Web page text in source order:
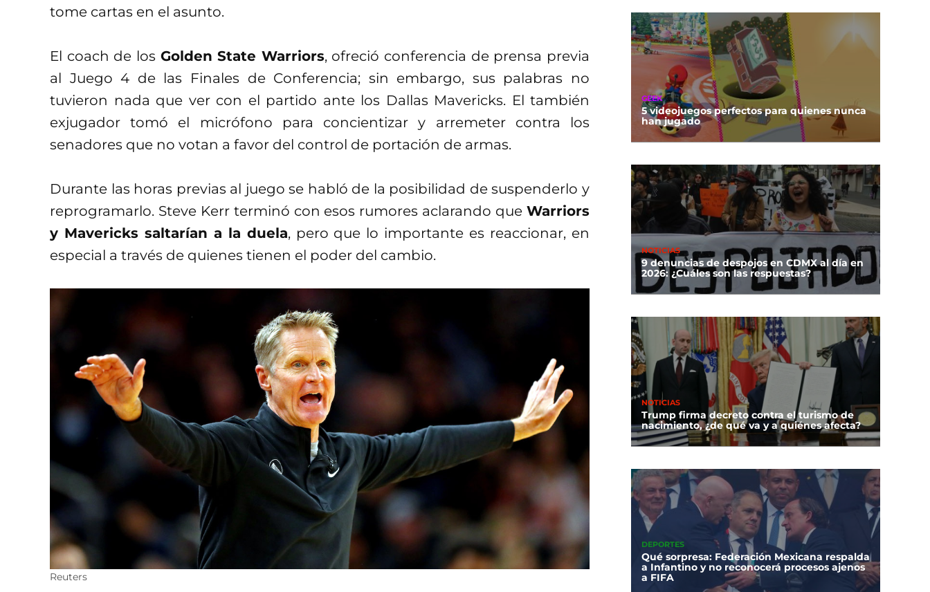
tome cartas en el asunto.
El coach de los Golden State Warriors, ofreció conferencia de prensa previa
al Juego 4 de las Finales de Conferencia; sin embargo, sus palabras no
tuvieron nada que ver con el partido ante los Dallas Mavericks. El también
exjugador tomó el micrófono para concientizar y arremeter contra los
senadores que no votan a favor del control de portación de armas.
Durante las horas previas al juego se habló de la posibilidad de suspenderlo y
reprogramarlo. Steve Kerr terminó con esos rumores aclarando que Warriors
y Mavericks saltarían a la duela, pero que lo importante es reaccionar, en
especial a través de quienes tienen el poder del cambio.
Reuters
GEEK
5 videojuegos perfectos para quienes nunca
han jugado
NOTICIAS
9 denuncias de despojos en CDMX al día en
2026: ¿Cuáles son las respuestas?
NOTICIAS
Trump firma decreto contra el turismo de
nacimiento, ¿de qué va y a quiénes afecta?
DEPORTES
Qué sorpresa: Federación Mexicana respalda
a Infantino y no reconocerá procesos ajenos
a FIFA